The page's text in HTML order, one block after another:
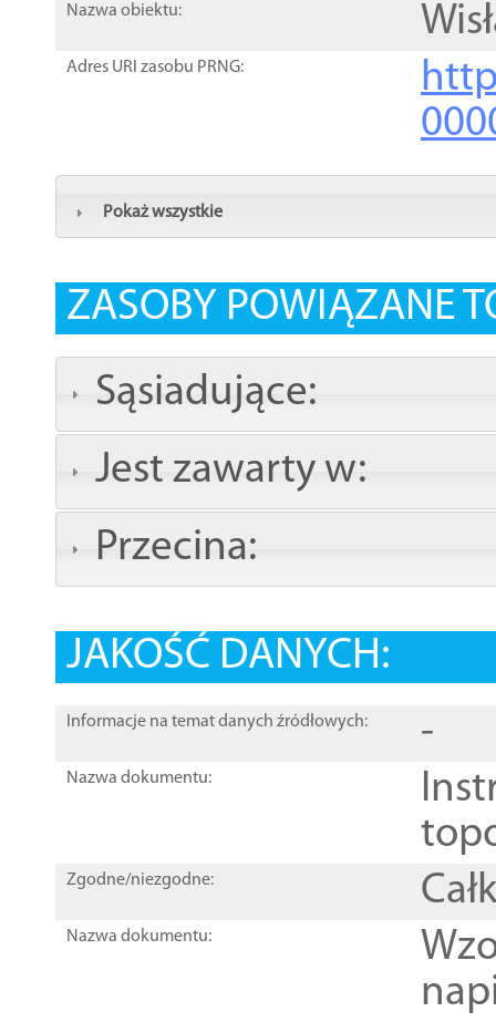
Nazwa obiektu:
Adres URI zasobu PRNG:
Pokaż wszystkie
ZASOBY POWIĄZANE
Sąsiadujące:
Jest zawarty w:
Przecina:
JAKOŚĆ DANYCH:
Informacje na temat danych źródłowych: -
Nazwa dokumentu:
Zgodne/niezgodne:
Nazwa dokumentu: